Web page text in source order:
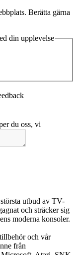
Berätta gärna
din upplevelse
du oss, vi
utbud av TV-
och sträcker sig
moderna konsoler.
och vår
från